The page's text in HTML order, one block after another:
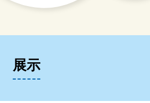
おすすめの本
展示